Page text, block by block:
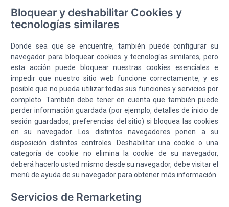
Bloquear y deshabilitar Cookies y
tecnologías similares
Donde sea que se encuentre, también puede configurar su
navegador para bloquear cookies y tecnologías similares, pero
esta acción puede bloquear nuestras cookies esenciales e
impedir que nuestro sitio web funcione correctamente, y es
posible que no pueda utilizar todas sus funciones y servicios por
completo. También debe tener en cuenta que también puede
perder información guardada (por ejemplo, detalles de inicio de
sesión guardados, preferencias del sitio) si bloquea las cookies
en su navegador. Los distintos navegadores ponen a su
disposición distintos controles. Deshabilitar una cookie o una
categoría de cookie no elimina la cookie de su navegador,
deberá hacerlo usted mismo desde su navegador, debe visitar el
menú de ayuda de su navegador para obtener más información.
Servicios de Remarketing